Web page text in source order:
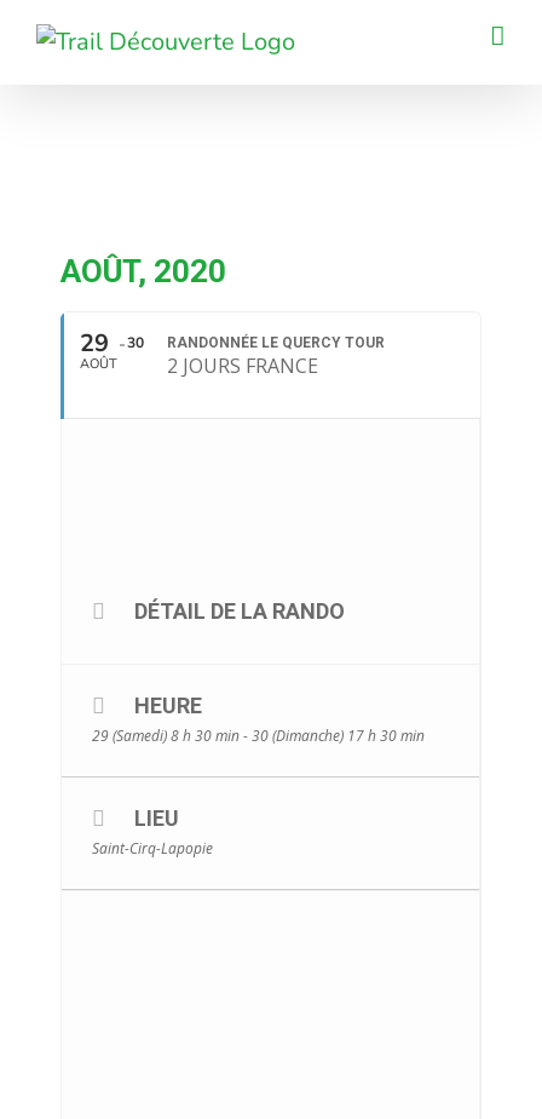
Passer
AOÛT, 2020
29
AOÛT
30 RANDONNÉE LE QUERCY TOUR
2 JOURS FRANCE
DÉTAIL DE LA RANDO
HEURE
29 (Samedi) 8 h 30 min - 30 (Dimanche) 17 h 30 min
LIEU
Saint-Cirq-Lapopie